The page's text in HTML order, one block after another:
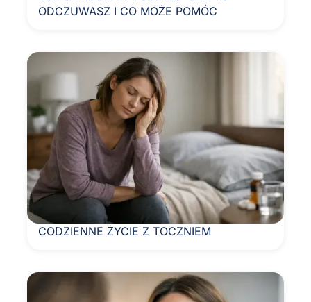
ODCZUWASZ I CO MOŻE POMÓC
CODZIENNE ŻYCIE Z TOCZNIEM